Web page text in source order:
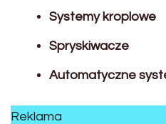
Systemy kroplowe
Spryskiwacze
Automatyczne
Reklama